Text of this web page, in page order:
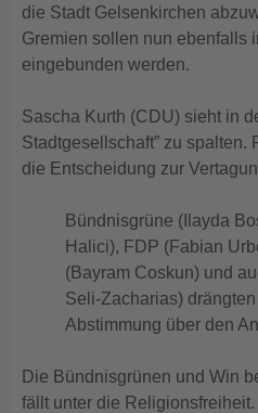
die Stadt Gelsenkirchen
Gremien sollen nun ebenfalls
eingebunden werden.
Sascha Kurth (CDU) sieht in
Stadtgesellschaft” zu spalten.
die Entscheidung zur
Bündnisgrüne (Ilayda
Halici), FDP (Fabian
(Bayram Coskun) und
Seli-Zacharias)
Abstimmung über den
Die Bündnisgrünen und Win
fällt unter die